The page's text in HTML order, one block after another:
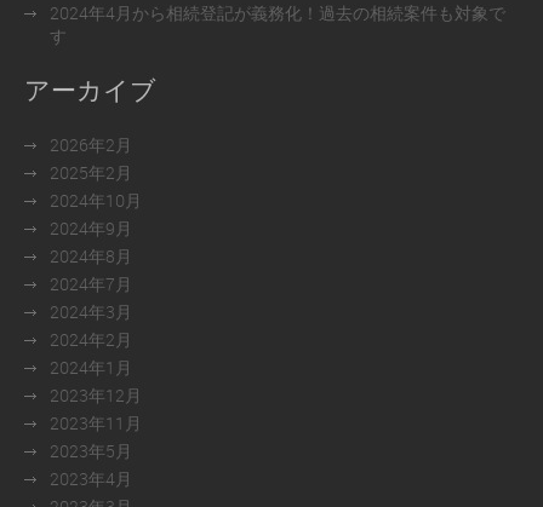
2024年4月から相続登記が義務化！過去の相続案件も対象で
す
アーカイブ
2026年2月
2025年2月
2024年10月
2024年9月
2024年8月
2024年7月
2024年3月
2024年2月
2024年1月
2023年12月
2023年11月
2023年5月
2023年4月